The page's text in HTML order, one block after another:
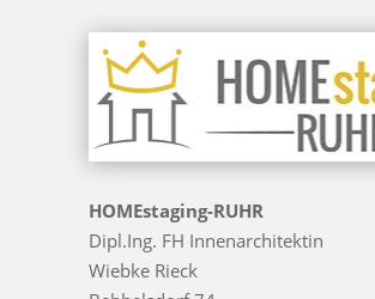
HOMEstaging-RUHR
Dipl.Ing. FH Innenarchitektin
Wiebke Rieck